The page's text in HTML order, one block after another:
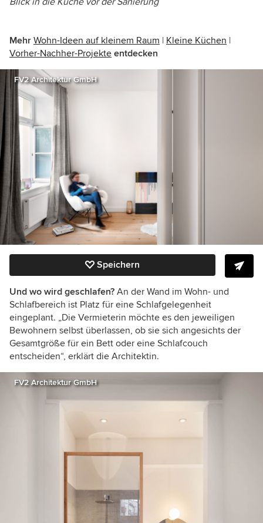
Mehr Wohn-Ideen auf kleinem Raum | Kleine Küchen |
Vorher-Nachher-Projekte entdecken
FV2 Architektur GmbH
Speichern
Und wo wird geschlafen? An der Wand im Wohn- und
Schlafbereich ist Platz für eine Schlafgelegenheit
eingeplant. „Die Vermieterin möchte es den jeweiligen
Bewohnern selbst überlassen, ob sie sich angesichts der
Gesamtgröße für ein Bett oder eine Schlafcouch
entscheiden“, erklärt die Architektin.
FV2 Architektur GmbH